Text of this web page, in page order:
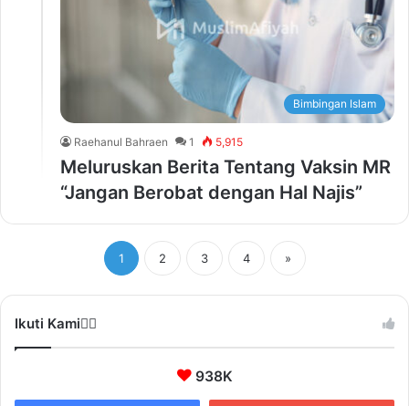
Bimbingan Islam
Raehanul Bahraen 1 5,915
Meluruskan Berita Tentang Vaksin MR
“Jangan Berobat dengan Hal Najis”
1 2 3 4 »
Ikuti Kami❤️‍🔥
938K